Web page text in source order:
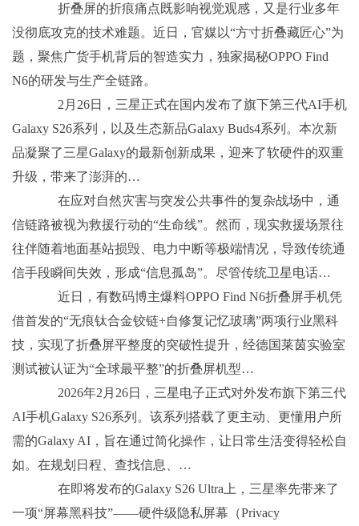
折叠屏的折痕痛点既影响视觉观感，又是行业多年
没彻底攻克的技术难题。近日，官媒以“方寸折叠藏匠心”为
题，聚焦广货手机背后的智造实力，独家揭秘OPPO Find
N6的研发与生产全链路。
2月26日，三星正式在国内发布了旗下第三代AI手机
Galaxy S26系列，以及生态新品Galaxy Buds4系列。本次新
品凝聚了三星Galaxy的最新创新成果，迎来了软硬件的双重
升级，带来了澎湃的…
在应对自然灾害与突发公共事件的复杂战场中，通
信链路被视为救援行动的“生命线”。然而，现实救援场景往
往伴随着地面基站损毁、电力中断等极端情况，导致传统通
信手段瞬间失效，形成“信息孤岛”。尽管传统卫星电话…
近日，有数码博主爆料OPPO Find N6折叠屏手机凭
借首发的“无痕钛合金铰链+自修复记忆玻璃”两项行业黑科
技，实现了折叠屏平整度的突破性提升，经德国莱茵实验室
测试被认证为“全球最平整”的折叠屏机型…
2026年2月26日，三星电子正式对外发布旗下第三代
AI手机Galaxy S26系列。该系列搭载了更主动、更懂用户所
需的Galaxy AI，旨在通过简化操作，让日常生活变得轻松自
如。在规划日程、查找信息、…
在即将发布的Galaxy S26 Ultra上，三星率先带来了
一项“屏幕黑科技”——硬件级隐私屏幕（Privacy